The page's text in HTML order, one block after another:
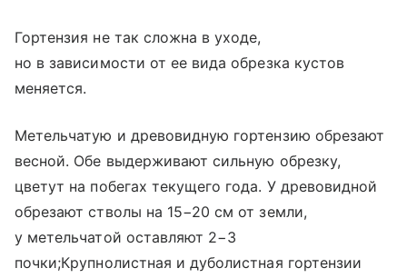
Гортензия не так сложна в уходе,
но в зависимости от ее вида обрезка кустов
меняется.
Метельчатую и древовидную гортензию обрезают
весной. Обе выдерживают сильную обрезку,
цветут на побегах текущего года. У древовидной
обрезают стволы на 15−20 см от земли,
у метельчатой оставляют 2−3
почки;Крупнолистная и дуболистная гортензии